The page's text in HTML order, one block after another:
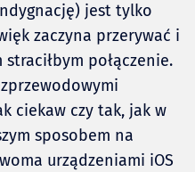
jest tylko
zaczyna przerywać i
połączenie.
ciekaw czy tak, jak w
sposobem na
urządzeniami iOS